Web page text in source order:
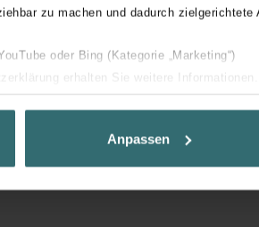
zu machen und dadurch
oder Bing (Kategorie „Marketing“)
erhalten Sie weitere
Nutzererfahrung zu
zu stellen. Alle Einwilligungen können
Anpassen
Les données nécessaires à la